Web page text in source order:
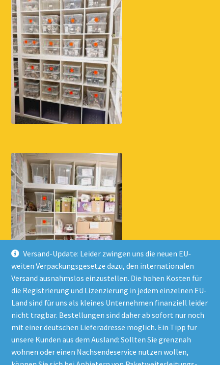
Versand-Update: Leider zwingen uns die neuen EU-
weiten Verpackungsgesetze dazu, den internationalen
Versand ausnahmslos einzustellen. Die hohen Kosten für
die Registrierung und Lizenzierung in jedem einzelnen EU-
Land sind für uns als kleines Unternehmen finanziell leider
nicht tragbar. Bestellungen sind daher ab sofort nur noch
mit einer deutschen Lieferadresse möglich. Ein Tipp für
unsere Kunden aus dem Ausland: Sollten Sie grenznah
wohnen oder einen Nachsendeservice nutzen wollen,
© Onlineshop Kinderlino 2026